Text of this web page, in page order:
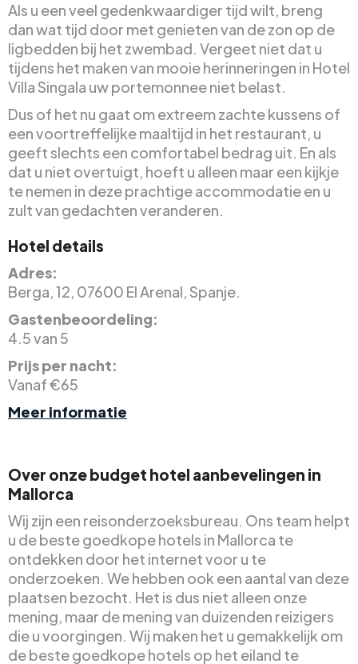
Als u een veel gedenkwaardiger tijd wilt, breng
dan wat tijd door met genieten van de zon op de
ligbedden bij het zwembad. Vergeet niet dat u
tijdens het maken van mooie herinneringen in Hotel
Villa Singala uw portemonnee niet belast.
Dus of het nu gaat om extreem zachte kussens of
een voortreffelijke maaltijd in het restaurant, u
geeft slechts een comfortabel bedrag uit. En als
dat u niet overtuigt, hoeft u alleen maar een kijkje
te nemen in deze prachtige accommodatie en u
zult van gedachten veranderen.
Hotel details
Adres:
Berga, 12, 07600 El Arenal, Spanje.
Gastenbeoordeling:
4.5 van 5
Prijs per nacht:
Vanaf €65
Meer informatie
Over onze budget hotel aanbevelingen in
Mallorca
Wij zijn een reisonderzoeksbureau. Ons team helpt
u de beste goedkope hotels in Mallorca te
ontdekken door het internet voor u te
onderzoeken. We hebben ook een aantal van deze
plaatsen bezocht. Het is dus niet alleen onze
mening, maar de mening van duizenden reizigers
die u voorgingen. Wij maken het u gemakkelijk om
de beste goedkope hotels op het eiland te